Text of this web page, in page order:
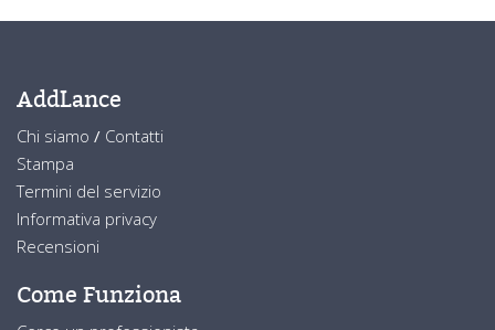
AddLance
Chi siamo / Contatti
Stampa
Termini del servizio
Informativa privacy
Recensioni
Come Funziona